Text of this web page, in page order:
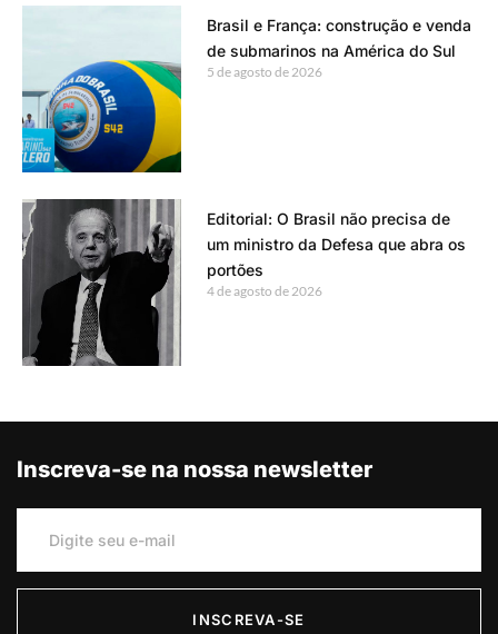
Brasil e França: construção e venda
de submarinos na América do Sul
5 de agosto de 2026
Editorial: O Brasil não precisa de
um ministro da Defesa que abra os
portões
4 de agosto de 2026
Inscreva-se na nossa newsletter
INSCREVA-SE